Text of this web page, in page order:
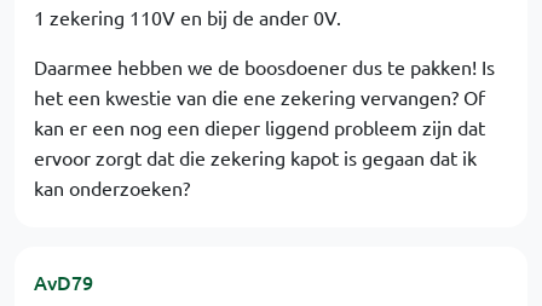
1 zekering 110V en bij de ander 0V.
Daarmee hebben we de boosdoener dus te pakken! Is
het een kwestie van die ene zekering vervangen? Of
kan er een nog een dieper liggend probleem zijn dat
ervoor zorgt dat die zekering kapot is gegaan dat ik
kan onderzoeken?
AvD79